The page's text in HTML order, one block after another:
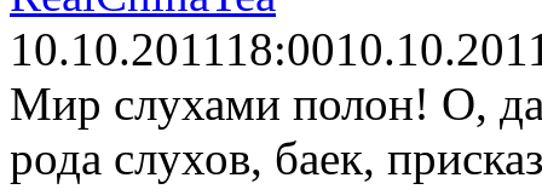
10.10.201118:00
Мир слухами полон! О,
рода слухов, баек,